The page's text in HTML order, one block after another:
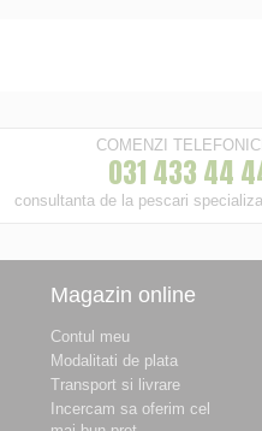
COMENZI
031 433 44
consultanta de la pescari
Magazin online
Contul meu
Modalitati de plata
Transport si livrare
Incercam sa oferim cel